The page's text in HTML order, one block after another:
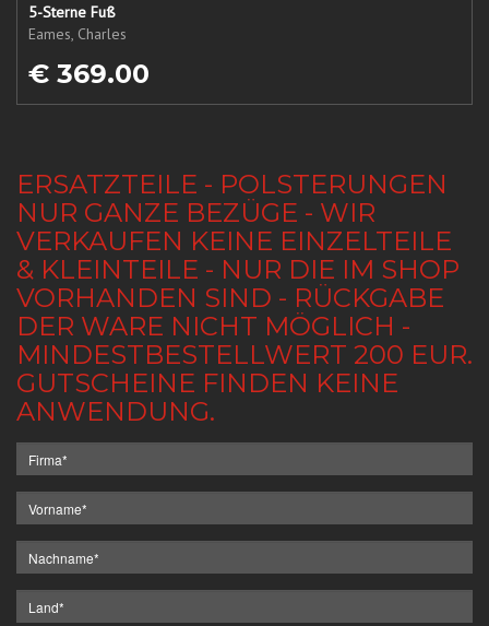
5-Sterne Fuß
Eames, Charles
€ 369.00
ERSATZTEILE - POLSTERUNGEN
NUR GANZE BEZÜGE - WIR
VERKAUFEN KEINE EINZELTEILE
& KLEINTEILE - NUR DIE IM SHOP
VORHANDEN SIND - RÜCKGABE
DER WARE NICHT MÖGLICH -
MINDESTBESTELLWERT 200 EUR.
GUTSCHEINE FINDEN KEINE
ANWENDUNG.